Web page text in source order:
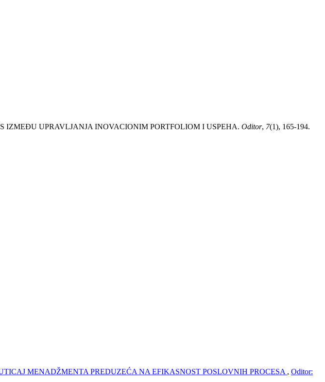
IZMEĐU UPRAVLJANJA INOVACIONIM PORTFOLIOM I USPEHA. Oditor, 7(1), 165-194.
MENADŽMENTA PREDUZEĆA NA EFIKASNOST POSLOVNIH PROCESA , Oditor: